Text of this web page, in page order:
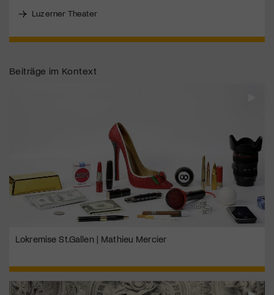
Luzerner Theater
Beiträge im Kontext
Lokremise St.Gallen | Mathieu Mercier